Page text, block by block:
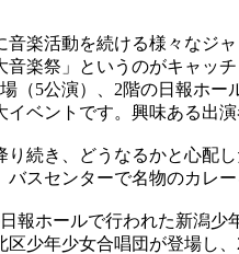
楽活動を続ける様々なジ
音楽祭」というのがキャッ
（5公演）、2階の日報ホー
イベントです。興味ある出
続き、どうなるかと心配
バスセンターで名物のカレ
報ホールで行われた新潟少
区少年少女合唱団が登場し